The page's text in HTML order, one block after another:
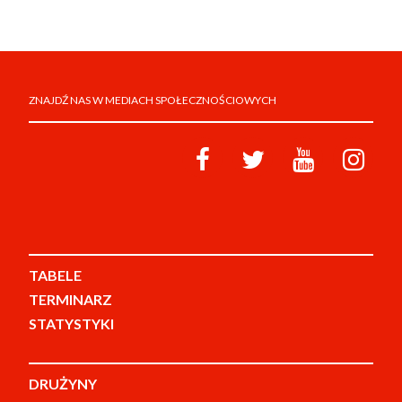
ZNAJDŹ NAS W MEDIACH SPOŁECZNOŚCIOWYCH
TABELE
TERMINARZ
STATYSTYKI
DRUŻYNY